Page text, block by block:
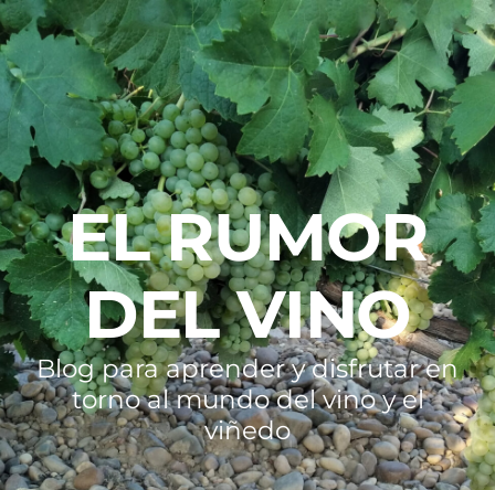
EL RUMOR
DEL VINO
Blog para aprender y disfrutar en
torno al mundo del vino y el
viñedo